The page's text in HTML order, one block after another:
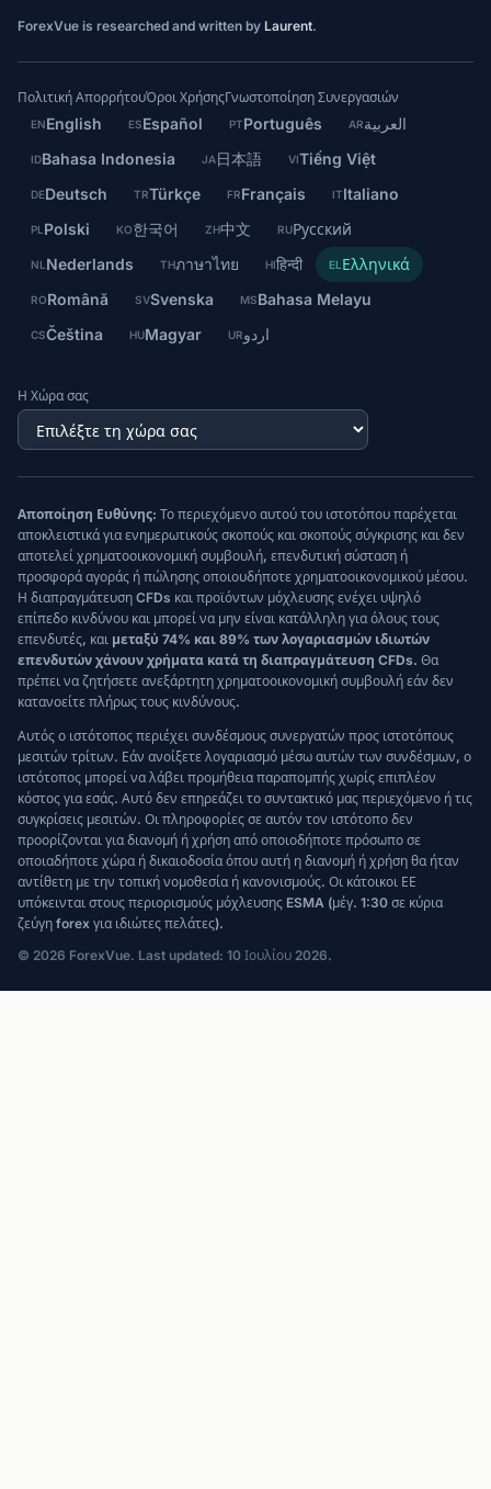
ForexVue is researched and written by Laurent.
Πολιτική ΑπορρήτουΌροι ΧρήσηςΓνωστοποίηση Συνεργασιών
ENEnglish ESEspañol PTPortuguês ARالعربية
IDBahasa Indonesia JA日本語 VITiếng Việt
DEDeutsch TRTürkçe FRFrançais ITItaliano
PL Polski KO한국어 ZH中文 RUРусский
NL Nederlands THภาษาไทย HIहिन्दी EL Ελληνικά
RORomână SVSvenska MSBahasa Melayu
CSČeština HUMagyar URاردو
Η Χώρα σας
Αποποίηση Ευθύνης: Το περιεχόμενο αυτού του ιστοτόπου παρέχεται
αποκλειστικά για ενημερωτικούς σκοπούς και σκοπούς σύγκρισης και δεν
αποτελεί χρηματοοικονομική συμβουλή, επενδυτική σύσταση ή
προσφορά αγοράς ή πώλησης οποιουδήποτε χρηματοοικονομικού μέσου.
Η διαπραγμάτευση CFDs και προϊόντων μόχλευσης ενέχει υψηλό
επίπεδο κινδύνου και μπορεί να μην είναι κατάλληλη για όλους τους
επενδυτές, και μεταξύ 74% και 89% των λογαριασμών ιδιωτών
επενδυτών χάνουν χρήματα κατά τη διαπραγμάτευση CFDs. Θα
πρέπει να ζητήσετε ανεξάρτητη χρηματοοικονομική συμβουλή εάν δεν
κατανοείτε πλήρως τους κινδύνους.
Αυτός ο ιστότοπος περιέχει συνδέσμους συνεργατών προς ιστοτόπους
μεσιτών τρίτων. Εάν ανοίξετε λογαριασμό μέσω αυτών των συνδέσμων, ο
ιστότοπος μπορεί να λάβει προμήθεια παραπομπής χωρίς επιπλέον
κόστος για εσάς. Αυτό δεν επηρεάζει το συντακτικό μας περιεχόμενο ή τις
συγκρίσεις μεσιτών. Οι πληροφορίες σε αυτόν τον ιστότοπο δεν
προορίζονται για διανομή ή χρήση από οποιοδήποτε πρόσωπο σε
οποιαδήποτε χώρα ή δικαιοδοσία όπου αυτή η διανομή ή χρήση θα ήταν
αντίθετη με την τοπική νομοθεσία ή κανονισμούς. Οι κάτοικοι ΕΕ
υπόκεινται στους περιορισμούς μόχλευσης ESMA (μέγ. 1:30 σε κύρια
ζεύγη forex για ιδιώτες πελάτες).
© 2026 ForexVue. Last updated: 10 Ιουλίου 2026.